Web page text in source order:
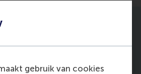
gebruik van cookies